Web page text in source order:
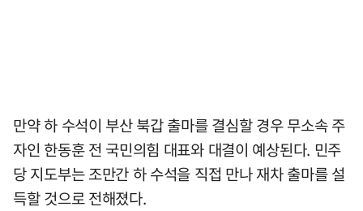
만약 하 수석이 부산 북갑 출마를 결심할 경우 무소속 주
자인 한동훈 전 국민의힘 대표와 대결이 예상된다. 민주
당 지도부는 조만간 하 수석을 직접 만나 재차 출마를 설
득할 것으로 전해졌다.